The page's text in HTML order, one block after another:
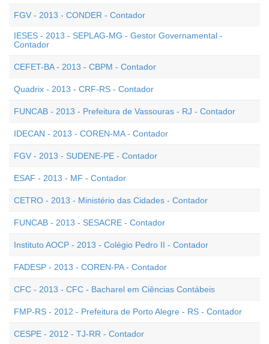
FGV - 2013 - CONDER - Contador
IESES - 2013 - SEPLAG-MG - Gestor Governamental -
Contador
CEFET-BA - 2013 - CBPM - Contador
Quadrix - 2013 - CRF-RS - Contador
FUNCAB - 2013 - Prefeitura de Vassouras - RJ - Contador
IDECAN - 2013 - COREN-MA - Contador
FGV - 2013 - SUDENE-PE - Contador
ESAF - 2013 - MF - Contador
CETRO - 2013 - Ministério das Cidades - Contador
FUNCAB - 2013 - SESACRE - Contador
Instituto AOCP - 2013 - Colégio Pedro II - Contador
FADESP - 2013 - COREN-PA - Contador
CFC - 2013 - CFC - Bacharel em Ciências Contábeis
FMP-RS - 2012 - Prefeitura de Porto Alegre - RS - Contador
CESPE - 2012 - TJ-RR - Contador